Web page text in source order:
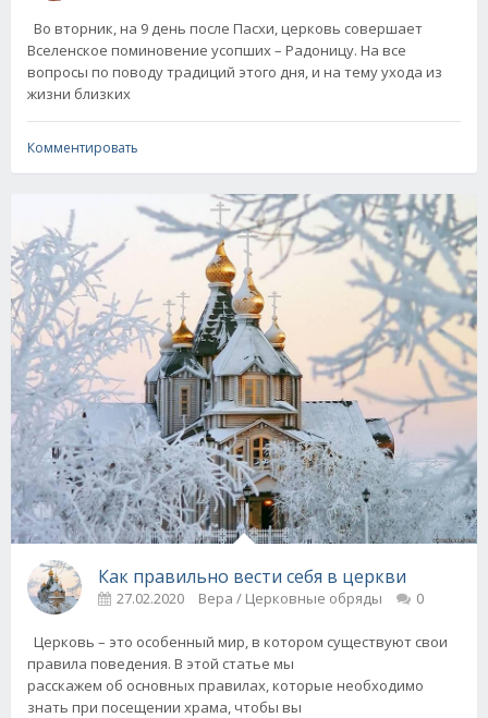
Во вторник, на 9 день после Пасхи, церковь совершает
Вселенское поминовение усопших – Радоницу. На все
вопросы по поводу традиций этого дня, и на тему ухода из
жизни близких
Комментировать
Как правильно вести себя в церкви
27.02.2020 Вера / Церковные обряды 0
Церковь – это особенный мир, в котором существуют свои
правила поведения. В этой статье мы
расскажем об основных правилах, которые необходимо
знать при посещении храма, чтобы вы